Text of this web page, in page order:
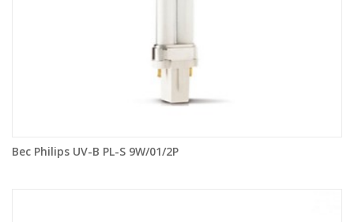
Bec Philips UV-B PL-S 9W/01/2P